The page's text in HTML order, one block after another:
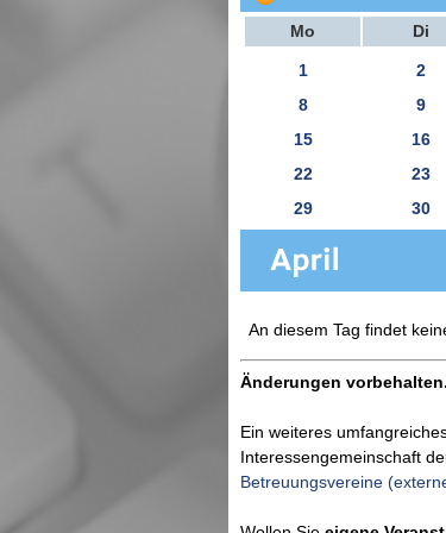
Mo Di
1 2
8
9
15
16
22
23
29
30
An diesem Tag findet
Änderungen vorbehalten.
Ein weiteres
Interessengemeinschaft
Betreuungsvereine